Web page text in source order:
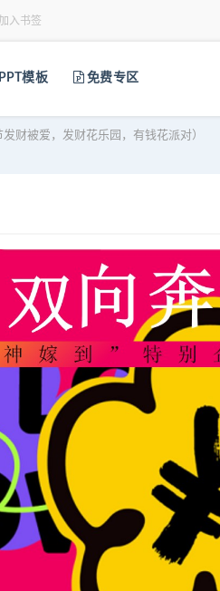
入书签
PPT模板 免费专区
财被爱，发财花乐园，有钱花派对）